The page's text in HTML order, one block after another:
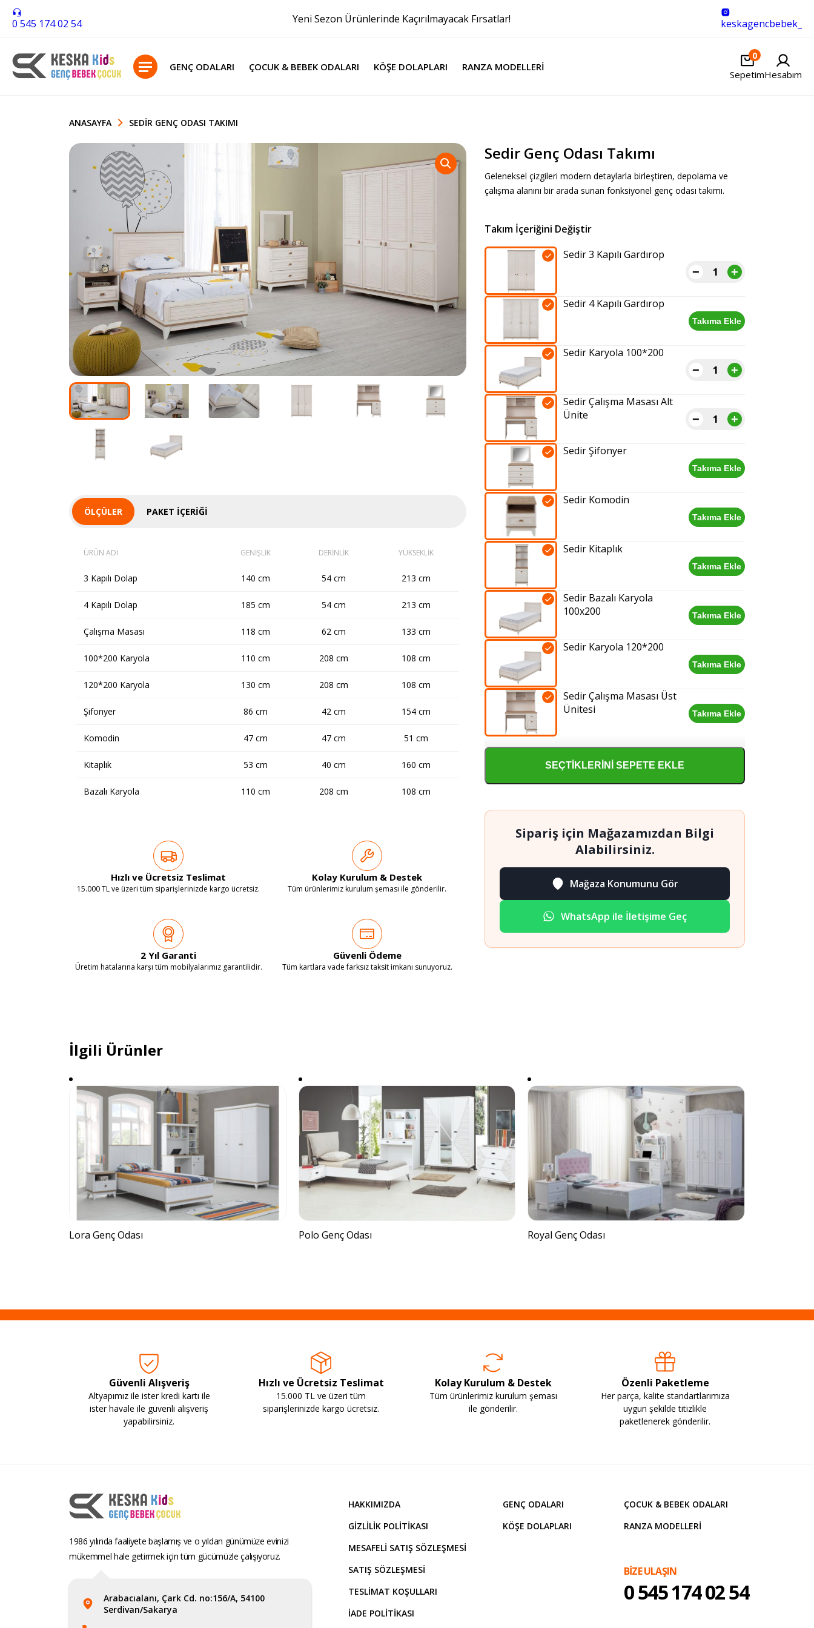
0 545 174 02 54 Yeni Sezon Ürünlerinde Kaçırılmayacak Fırsatlar! keskagencbebek_
GENÇ ODALARI ÇOCUK & BEBEK ODALARI KÖŞE DOLAPLARI RANZA MODELLERI
0
SepetimHesabım
ANASAYFA SEDIR GENÇ ODASI TAKIMI
Sedir Genç Odası Takımı
Geleneksel çizgileri modern detaylarla birleştiren, depolama ve
çalışma alanını bir arada sunan fonksiyonel genç odası takımı.
Sedir
Gardırop
adet
+
−
Sedir 3 Kapılı Gardırop
Sedir
Gardırop
Takıma Ekle
Sedir 4 Kapılı Gardırop
Sedir
adet
+
−
Sedir Karyola 100*200
Sedir
Alt
Ünite
+
−
Sedir Çalışma Masası Alt
Ünite
Sedir
Takıma Ekle
Sedir Şifonyer
Sedir
Takıma Ekle
Sedir Komodin
Sedir
Takıma Ekle
Sedir Kitaplık
Sedir
100x200
adet
Takıma Ekle
Sedir Bazalı Karyola
100x200
Sedir
adet
Takıma Ekle
Sedir Karyola 120*200
Sedir
Masası
adet
Takıma Ekle
Sedir Çalışma Masası Üst
Ünitesi
SEÇTIKLERINI SEPETE EKLE
Sipariş için Mağazamızdan Bilgi
Alabilirsiniz.
Mağaza Konumunu Gör
WhatsApp ile İletişime Geç
ÖLÇÜLER PAKET İÇERIĞI
ÜRÜN ADI GENİŞLİK DERİNLİK YÜKSEKLİK
3 Kapılı Dolap 140 cm 54 cm 213 cm
4 Kapılı Dolap 185 cm 54 cm 213 cm
Çalışma Masası 118 cm 62 cm 133 cm
100*200 Karyola 110 cm 208 cm 108 cm
120*200 Karyola 130 cm 208 cm 108 cm
Şifonyer 86 cm 42 cm 154 cm
Komodin 47 cm 47 cm 51 cm
Kitaplık 53 cm 40 cm 160 cm
Bazalı Karyola 110 cm 208 cm 108 cm
Hızlı ve Ücretsiz Teslimat
15.000 TL ve üzeri tüm siparişlerinizde kargo ücretsiz.
Kolay Kurulum & Destek
Tüm ürünlerimiz kurulum şeması ile gönderilir.
2 Yıl Garanti
Üretim hatalarına karşı tüm mobilyalarımız garantilidir.
Güvenli Ödeme
Tüm kartlara vade farksız taksit imkanı sunuyoruz.
İlgili Ürünler
Lora Genç Odası Polo Genç Odası Royal Genç Odası
Güvenli Alışveriş
Altyapımız ile ister kredi kartı ile
ister havale ile güvenli alışveriş
yapabilirsiniz.
Hızlı ve Ücretsiz Teslimat
15.000 TL ve üzeri tüm
siparişlerinizde kargo ücretsiz.
Kolay Kurulum & Destek
Tüm ürünlerimiz kurulum şeması
ile gönderilir.
Özenli Paketleme
Her parça, kalite standartlarımıza
uygun şekilde titizlikle
paketlenerek gönderilir.
1986 yılında faaliyete başlamış ve o yıldan günümüze evinizi
mükemmel hale getirmek için tüm gücümüzle çalışıyoruz.
Arabacıalanı, Çark Cd. no:156/A, 54100
Serdivan/Sakarya
HAKKIMIZDA
GIZLILIK POLITIKASI
MESAFELI SATIŞ SÖZLEŞMESI
SATIŞ SÖZLEŞMESI
TESLIMAT KOŞULLARI
İADE POLITIKASI
GENÇ ODALARI
ÇOCUK & BEBEK ODALARI
KÖŞE DOLAPLARI
RANZA MODELLERI
BİZE ULAŞIN
0 545 174 02 54